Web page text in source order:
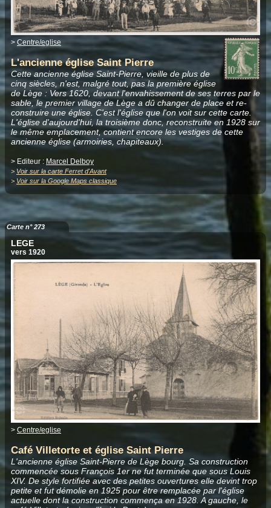
> Centre/eglise
L'ancienne église Saint Pierre
Cette ancienne église Saint-Pierre, vieille de plus de
cinq siècles, n'est, malgré tout, pas la première église
de Lège : Vers 1620, devant l'envahissement de ses terres par le
sable, le premier village de Lège a dû changer de place et re-
construire une église. C'est l'église que l'on voit sur cette carte.
L'église d'aujourd'hui, la troisième donc, reconstruite en 1928 sur
le même emplacement, contient encore les vestiges de cette
ancienne église (armoiries, chapiteaux).
> Editeur : Marcel Delboy
> Voir sur la carte Ferret d'Avant
> Voir sur la Google Maps classique
Carte n° 273
LEGE
vers 1920
> Centre/eglise
Café Villetorte et église Saint Pierre
L'ancienne église Saint-Pierre de Lège bourg. Sa construction
commencée sous François 1er ne fut terminée que sous Louis
XIV. De style fortifiée avec des petites ouvertures elle devint trop
petite et fut démolie en 1925 pour être remplacée par l'église
actuelle dont la construction commença en 1928. A gauche, le